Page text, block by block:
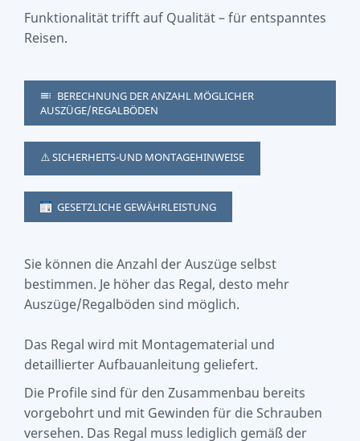
Funktionalität trifft auf Qualität – für entspanntes
Reisen.
BERECHNUNG DER ANZAHL MÖGLICHER
AUSZÜGE/REGALBÖDEN
⚠️ SICHERHEITS-UND MONTAGEHINWEISE
GESETZLICHE GEWÄHRLEISTUNG
Sie können die Anzahl der Auszüge selbst
bestimmen. Je höher das Regal, desto mehr
Auszüge/Regalböden sind möglich.
Das Regal wird mit Montagematerial und
detaillierter Aufbauanleitung geliefert.
Die Profile sind für den Zusammenbau bereits
vorgebohrt und mit Gewinden für die Schrauben
versehen. Das Regal muss lediglich gemäß der